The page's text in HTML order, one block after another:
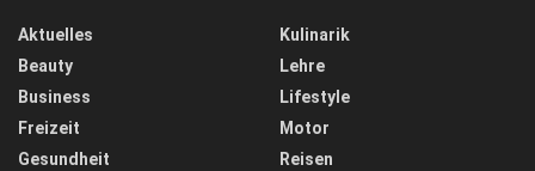
Aktuelles
Beauty
Business
Freizeit
Gesundheit
Kulinarik
Lehre
Lifestyle
Motor
Reisen